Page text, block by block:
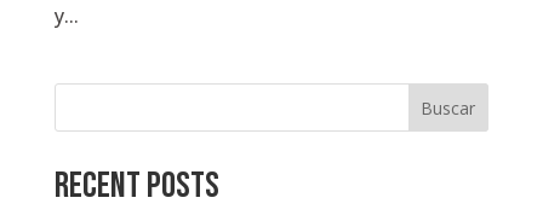
y...
Buscar
Recent Posts